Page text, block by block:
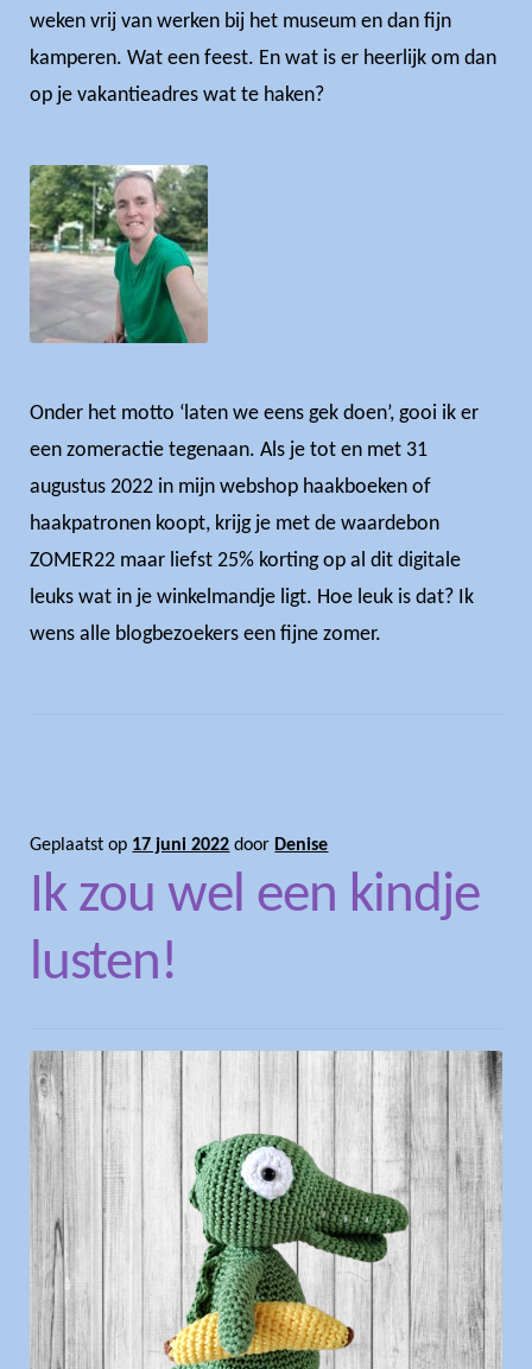
weken vrij van werken bij het museum en dan fijn
kamperen. Wat een feest. En wat is er heerlijk om dan
op je vakantieadres wat te haken?
Onder het motto ‘laten we eens gek doen’, gooi ik er
een zomeractie tegenaan. Als je tot en met 31
augustus 2022 in mijn webshop haakboeken of
haakpatronen koopt, krijg je met de waardebon
ZOMER22 maar liefst 25% korting op al dit digitale
leuks wat in je winkelmandje ligt. Hoe leuk is dat? Ik
wens alle blogbezoekers een fijne zomer.
Geplaatst op 17 juni 2022 door Denise
Ik zou wel een kindje
lusten!